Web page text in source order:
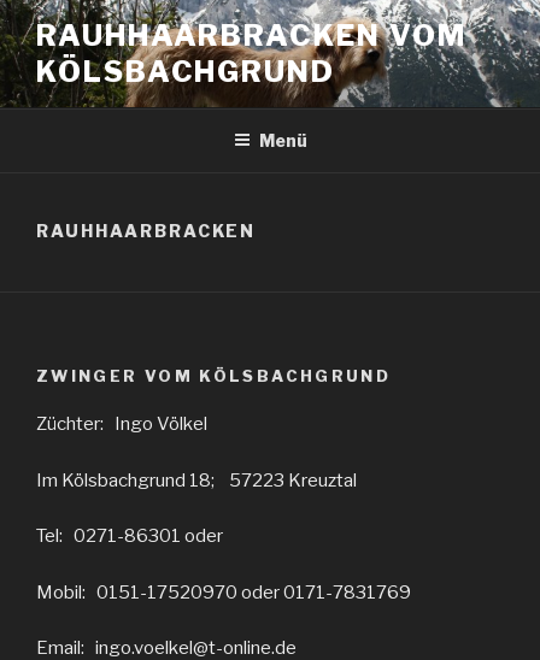
RAUHHAARBRACKEN VOM
KÖLSBACHGRUND
Menü
RAUHHAARBRACKEN
ZWINGER VOM KÖLSBACHGRUND
Züchter: Ingo Völkel
Im Kölsbachgrund 18; 57223 Kreuztal
Tel: 0271-86301 oder
Mobil: 0151-17520970 oder 0171-7831769
Email: ingo.voelkel@t-online.de